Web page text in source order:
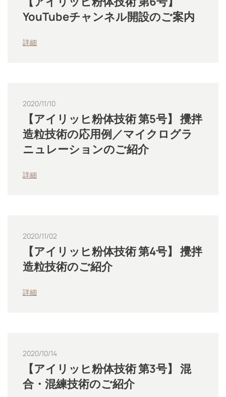
YouTubeチャンネル開設のご案内
詳細
2020/11/10
【アイリッヒ粉体技術 第5号】 攪拌
造粒技術の応用例／マイクログラ
ニュレーションのご紹介
詳細
2020/11/02
【アイリッヒ粉体技術 第4号】 攪拌
造粒技術のご紹介
詳細
2020/10/14
【アイリッヒ粉体技術 第3号】 混
合・混練技術のご紹介